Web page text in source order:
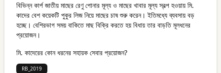
বিভিন্ন কার্প জাতীয় মাছের রেণু পোনার মূল্য ও মাছের খাবার মূল্য স্বল্প হওয়ায় মি.
কাদের বেশ কয়েকটি পুকুর লিজ নিয়ে মাছের চাষ শুরু করেন। ইতিমধ্যে ব্যবসায় বড়
হচ্ছে। বেশিরভাগ সময় বাকিতে মাছ বিক্রি করতে হয় বিধায় তার বাড়তি মূলধনের
প্রয়োজন।
মি. কাদেরের কোন ধরনের সহায়ক সেবার প্রয়োজন?
RB_2019